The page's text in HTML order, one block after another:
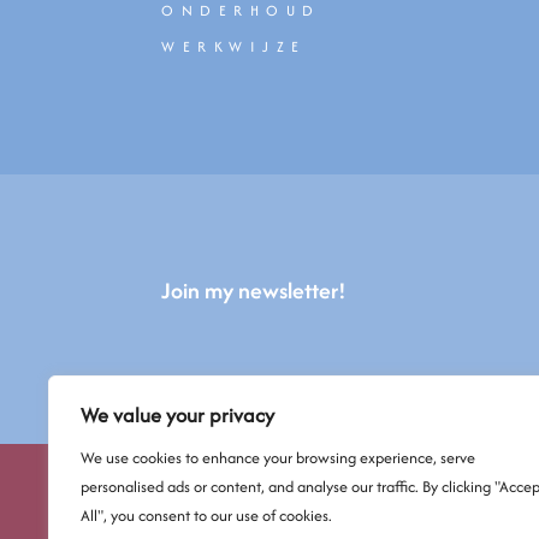
We value your privacy
We use cookies to enhance your browsing experience, serve
personalised ads or content, and analyse our traffic. By clicking
All", you consent to our use of cookies.
ONDERHOUD
WERKWIJZE
Join my newsletter!